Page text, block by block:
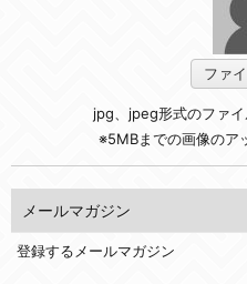
ファ
jpg、jpeg形式のファイ
※5MBまでの画像のア
メールマガジン
登録するメールマガジン